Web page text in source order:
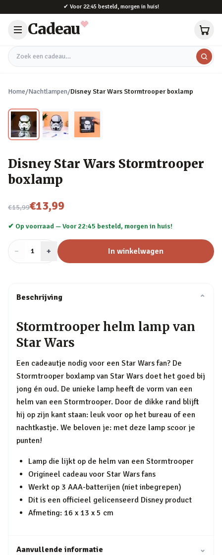
✔ Voor 22:45 besteld, morgen in huis!
Cadeau
Zoek een cadeau
Home/Nachtlampen/Disney Star Wars Stormtrooper boxlamp
Disney Star Wars Stormtrooper
boxlamp
€15,99
Nu voor€13,99
✔ Op voorraad —Voor 22:45 besteld, morgen in huis!
− Aantal
1 + In winkelwagen
Beschrijving ⌄
Stormtrooper helm lamp van
Star Wars
Een cadeautje nodig voor een Star Wars fan? De
Stormtrooper boxlamp van Star Wars doet het goed bij
jong én oud. De unieke lamp heeft de vorm van een
helm van een Stormtrooper. Door de dikke rand blijft
hij op zijn kant staan: leuk voor op het bureau of een
nachtkastje. We beloven je: met deze lamp scoor je
punten!
Lamp die lijkt op de helm van een Stormtrooper
Origineel cadeau voor Star Wars fans
Werkt op 3 AAA-batterijen (niet inbegrepen)
Dit is een officieel gelicenseerd Disney product
Afmeting: 16 x 13 x 5 cm
Aanvullende informatie ⌄